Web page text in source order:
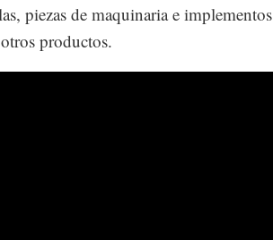
piezas de maquinaria e implementos
productos.